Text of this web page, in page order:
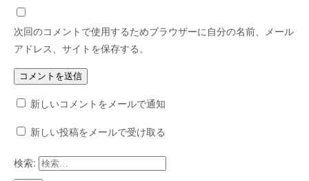
次回のコメントで使用するためブラウザーに自分の名前、メール
アドレス、サイトを保存する。
新しいコメントをメールで通知
新しい投稿をメールで受け取る
検索: